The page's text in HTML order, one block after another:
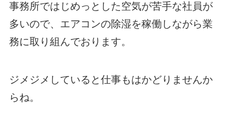
事務所ではじめっとした空気が苦手な社員が
多いので、エアコンの除湿を稼働しながら業
務に取り組んでおります。
ジメジメしていると仕事もはかどりませんか
らね。